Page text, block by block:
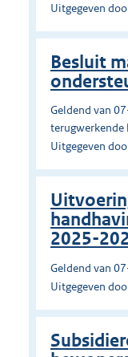
Uitgegeven
Besluit
Geldend van
Uitgegeven
2025-
Geldend van
Uitgegeven